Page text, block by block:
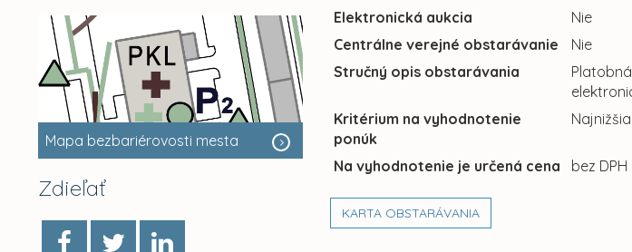
Mapa bezbariérovosti mesta
Zdieľať
Elektronická aukcia
Nie
Centrálne verejné obstarávanie
Nie
Stručný opis obstarávania
Kritérium na vyhodnotenie
ponúk
Na vyhodnotenie je určená cena bez DPH
KARTA OBSTARÁVANIA